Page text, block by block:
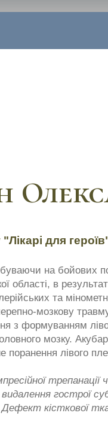
для
на бойових
області, в
та
мозкову
з формуванням
мозку.
поранення лівого
трепанації
гострої
кісткової